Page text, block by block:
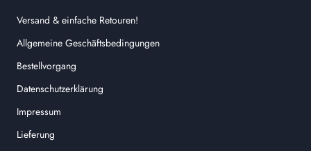
Versand & einfache Retouren!
Allgemeine Geschäftsbedingungen
Bestellvorgang
Datenschutzerklärung
Impressum
Lieferung